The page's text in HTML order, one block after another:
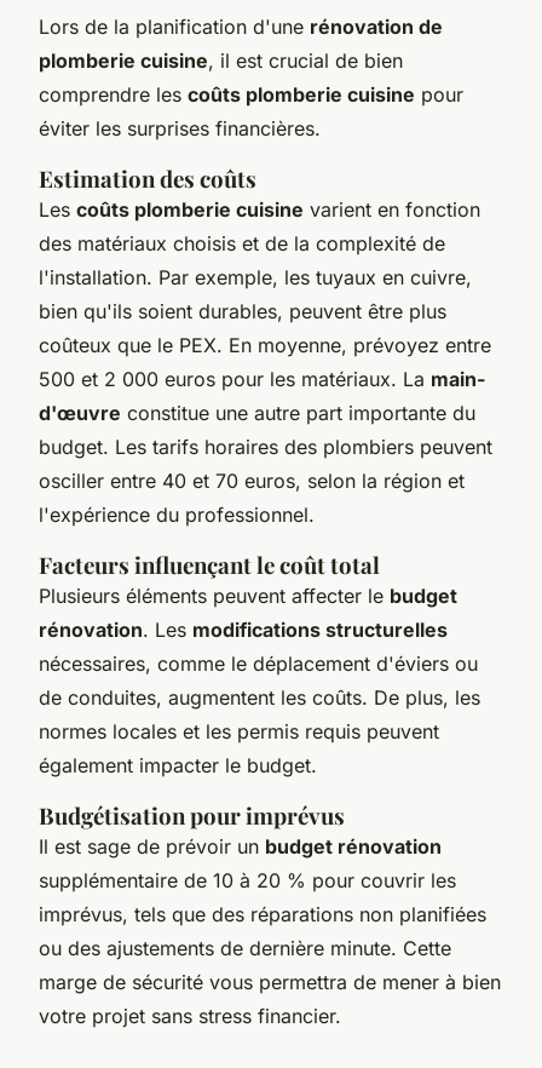
Lors de la planification d'une rénovation de
plomberie cuisine, il est crucial de bien
comprendre les coûts plomberie cuisine pour
éviter les surprises financières.
Estimation des coûts
Les coûts plomberie cuisine varient en fonction
des matériaux choisis et de la complexité de
l'installation. Par exemple, les tuyaux en cuivre,
bien qu'ils soient durables, peuvent être plus
coûteux que le PEX. En moyenne, prévoyez entre
500 et 2 000 euros pour les matériaux. La main-
d'œuvre constitue une autre part importante du
budget. Les tarifs horaires des plombiers peuvent
osciller entre 40 et 70 euros, selon la région et
l'expérience du professionnel.
Facteurs influençant le coût total
Plusieurs éléments peuvent affecter le budget
rénovation. Les modifications structurelles
nécessaires, comme le déplacement d'éviers ou
de conduites, augmentent les coûts. De plus, les
normes locales et les permis requis peuvent
également impacter le budget.
Budgétisation pour imprévus
Il est sage de prévoir un budget rénovation
supplémentaire de 10 à 20 % pour couvrir les
imprévus, tels que des réparations non planifiées
ou des ajustements de dernière minute. Cette
marge de sécurité vous permettra de mener à bien
votre projet sans stress financier.